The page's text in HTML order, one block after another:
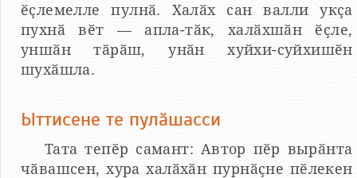
ӗҫлемелле пулнӑ. Халӑх сан валли укҫа
пухнӑ вӗт — апла-тӑк, халӑхшӑн ӗҫле,
уншӑн тӑрӑш, унӑн хуйхи-суйхишӗн
шухӑшла.
Ыттисене те пулӑшасси
Тата тепӗр самант: Автор пӗр вырӑнта
чӑвашсен, хура халӑхӑн пурнӑҫне пӗлекен